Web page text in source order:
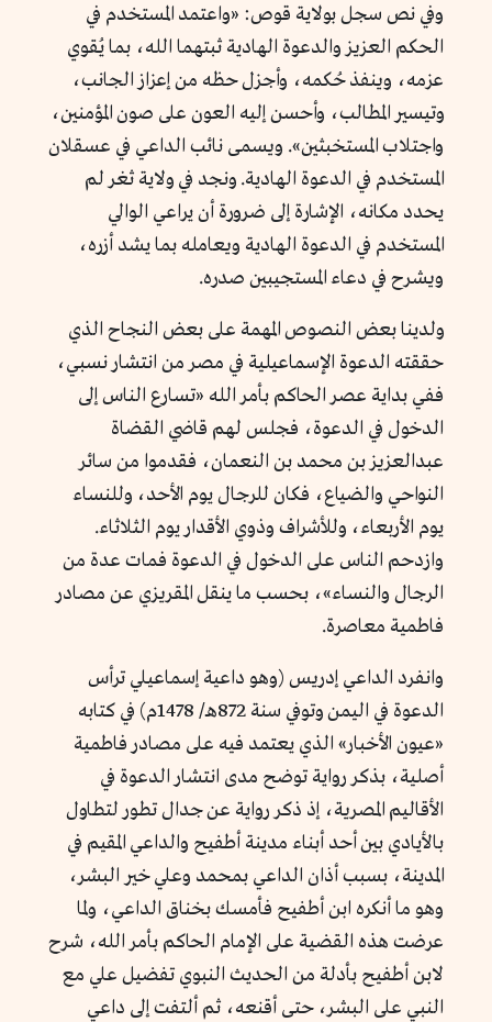
وفي نص سجل بولاية قوص: «واعتمد المستخدم في
الحكم العزيز والدعوة الهادية ثبتهما الله، بما يُقوي
عزمه، وينفذ حُكمه، وأجزل حظه من إعزاز الجانب،
وتيسير المطالب، وأحسن إليه العون على صون المؤمنين،
واجتلاب المستخبثين». ويسمى نائب الداعي في عسقلان
المستخدم في الدعوة الهادية. ونجد في ولاية ثغر لم
يحدد مكانه، الإشارة إلى ضرورة أن يراعي الوالي
المستخدم في الدعوة الهادية ويعامله بما يشد أزره،
ويشرح في دعاء المستجيبين صدره.
ولدينا بعض النصوص المهمة على بعض النجاح الذي
حققته الدعوة الإسماعيلية في مصر من انتشار نسبي،
ففي بداية عصر الحاكم بأمر الله «تسارع الناس إلى
الدخول في الدعوة، فجلس لهم قاضي القضاة
عبدالعزيز بن محمد بن النعمان، فقدموا من سائر
النواحي والضياع، فكان للرجال يوم الأحد، وللنساء
يوم الأربعاء، وللأشراف وذوي الأقدار يوم الثلاثاء.
وازدحم الناس على الدخول في الدعوة فمات عدة من
الرجال والنساء»، بحسب ما ينقل المقريزي عن مصادر
فاطمية معاصرة.
وانفرد الداعي إدريس (وهو داعية إسماعيلي ترأس
الدعوة في اليمن وتوفي سنة 872هـ/ 1478م) في كتابه
«عيون الأخبار» الذي يعتمد فيه على مصادر فاطمية
أصلية، بذكر رواية توضح مدى انتشار الدعوة في
الأقاليم المصرية، إذ ذكر رواية عن جدال تطور لتطاول
بالأيادي بين أحد أبناء مدينة أطفيح والداعي المقيم في
المدينة، بسبب أذان الداعي بمحمد وعلي خير البشر،
وهو ما أنكره ابن أطفيح فأمسك بخناق الداعي، ولما
عرضت هذه القضية على الإمام الحاكم بأمر الله، شرح
لابن أطفيح بأدلة من الحديث النبوي تفضيل علي مع
النبي على البشر، حتى أقنعه، ثم ألتفت إلى داعي